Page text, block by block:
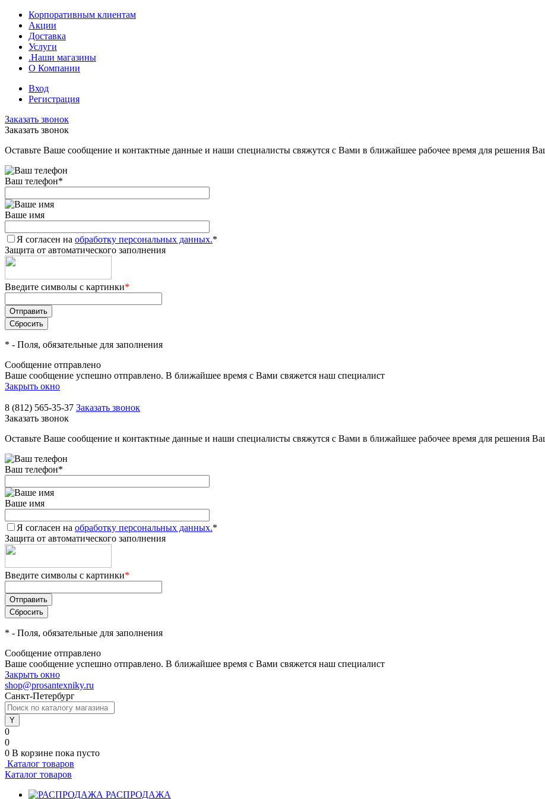
Корпоративным клиентам
Акции
Доставка
Услуги
.Наши магазины
О Компании
Вход
Регистрация
Заказать звонок
Заказать звонок
Оставьте Ваше сообщение и контактные данные и наши специалисты свяжутся с Вами в ближайшее рабочее время для решения
Ваш телефон*
Ваше имя
Я согласен на обработку персональных данных.*
Защита от автоматического заполнения
Введите символы с картинки*
* - Поля, обязательные для заполнения
Сообщение отправлено
Ваше сообщение успешно отправлено. В ближайшее время с Вами свяжется наш специалист
Закрыть окно
8 (812) 565-35-37 Заказать звонок
Заказать звонок
Оставьте Ваше сообщение и контактные данные и наши специалисты свяжутся с Вами в ближайшее рабочее время для решения
Ваш телефон*
Ваше имя
Я согласен на обработку персональных данных.*
Защита от автоматического заполнения
Введите символы с картинки*
* - Поля, обязательные для заполнения
Сообщение отправлено
Ваше сообщение успешно отправлено. В ближайшее время с Вами свяжется наш специалист
Закрыть окно
shop@prosantexniky.ru
Санкт-Петербург
0
0
0 В корзине пока пусто
Каталог товаров
Каталог товаров
РАСПРОДАЖА